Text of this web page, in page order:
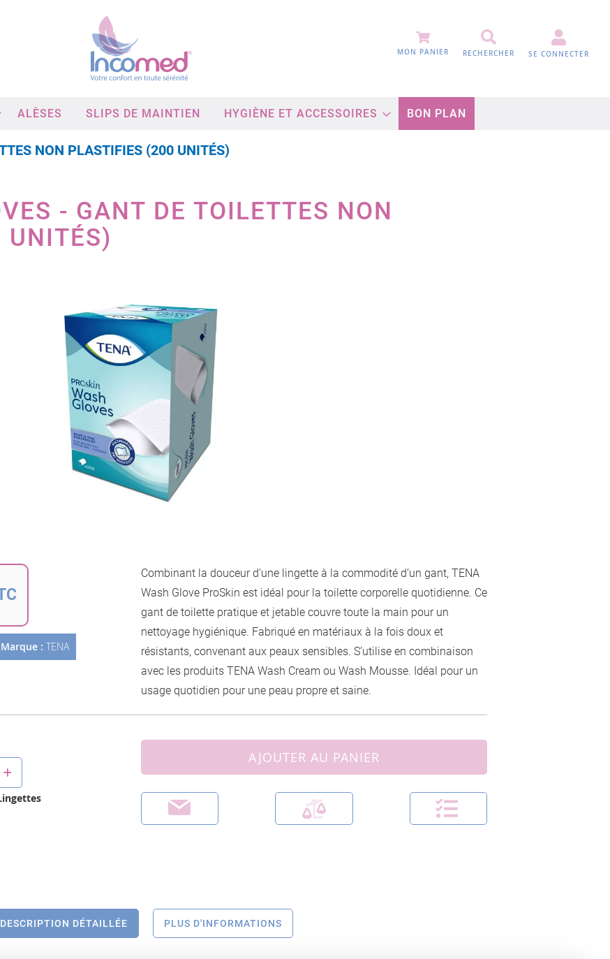
MON PANIER RECHERCHER SE CONNECTER
ALÈSES SLIPS DE MAINTIEN HYGIÈNE ET ACCESSOIRES BON PLAN
NON PLASTIFIES (200 UNITÉS)
- GANT DE TOILETTES NON
au
de
Galerie
d’images
Marque : TENA
Combinant la douceur d’une lingette à la commodité d’un gant, TENA
Wash Glove ProSkin est idéal pour la toilette corporelle quotidienne. Ce
gant de toilette pratique et jetable couvre toute la main pour un
nettoyage hygiénique. Fabriqué en matériaux à la fois doux et
résistants, convenant aux peaux sensibles. S’utilise en combinaison
avec les produits TENA Wash Cream ou Wash Mousse. Idéal pour un
usage quotidien pour une peau propre et saine.
AJOUTER AU PANIER
DESCRIPTION DÉTAILLÉE PLUS D'INFORMATIONS